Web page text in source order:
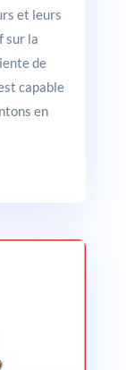
et leurs
sur la
de
capable
en